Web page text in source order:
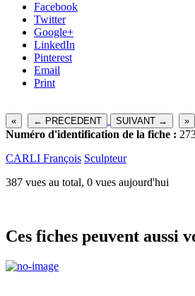
Facebook
Twitter
Google+
LinkedIn
Pinterest
Email
Print
« ← PRECEDENT SUIVANT → »
Numéro d'identification de la fiche :
CARLI François Sculpteur
387 vues au total, 0 vues aujourd'hui
Ces fiches peuvent aussi